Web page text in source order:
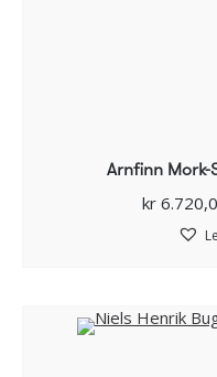
Arnfinn Mork-
kr